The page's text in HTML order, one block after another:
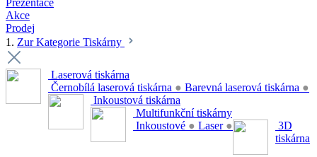
Prezentace
Akce
Prodej
1. Zur Kategorie Tiskárny
Laserová tiskárna
Černobílá laserová tiskárna ● Barevná laserová tiskárna ●
Inkoustová tiskárna
Multifunkční tiskárny
Inkoustové ● Laser ●
3D
tiskárna